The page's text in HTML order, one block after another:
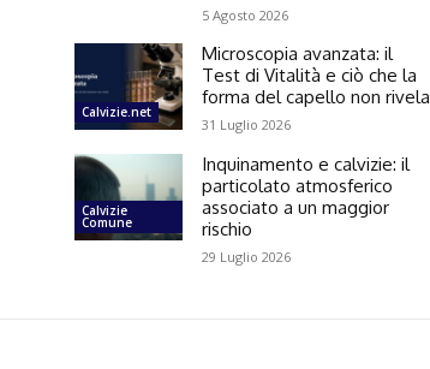
5 Agosto 2026
Calvizie.net
Microscopia avanzata: il
Test di Vitalità e ciò che la
forma del capello non rivela
31 Luglio 2026
Calvizie
Comune
Inquinamento e calvizie: il
particolato atmosferico
associato a un maggior
rischio
29 Luglio 2026